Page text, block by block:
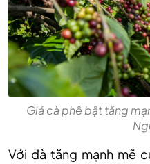
Giá cà phê bật tăng
Với đà tăng mạnh mẽ